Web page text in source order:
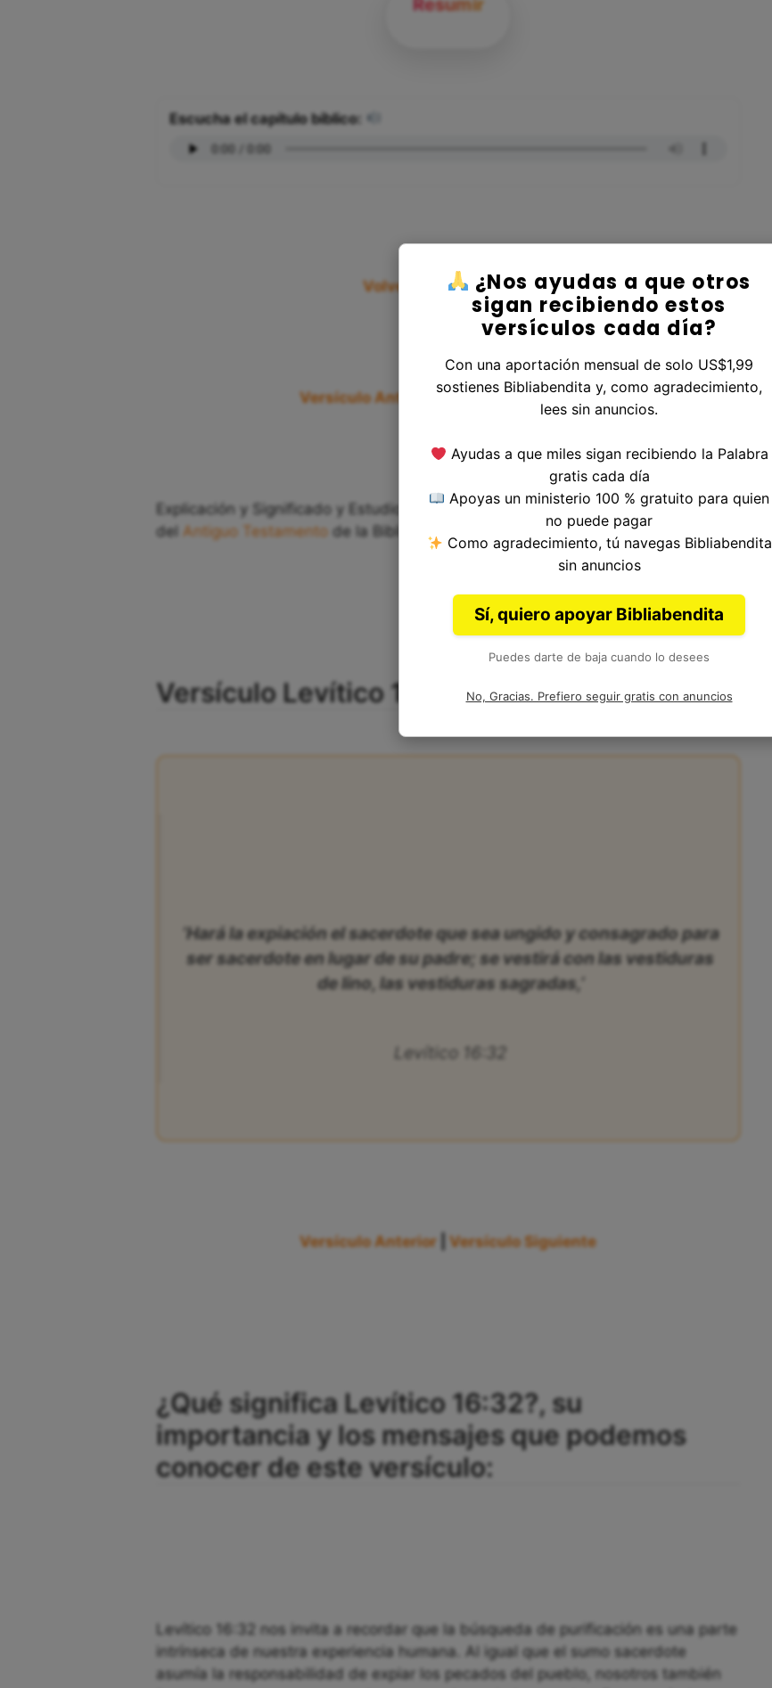
Resumir
Escucha el capítulo bíblico:
Volver al Libro Levítico
Versículo Anterior|Versículo Siguiente
Explicación y Significado y Estudio del Versículo 32, Capítulo 16, Libro de Levítico
del Antiguo Testamentode la Biblia. Autor: Moisés.
Versículo Levítico 16:32 en la Biblia
‘Hará la expiación el sacerdote que sea ungido y consagrado para
ser sacerdote en lugar de su padre; se vestirá con las vestiduras
de lino, las vestiduras sagradas,’
Levítico 16:32
Versículo Anterior |Versículo Siguiente
¿Qué significa Levítico 16:32?, su
importancia y los mensajes que podemos
conocer de este versículo:
Levítico 16:32 nos invita a recordar que la búsqueda de purificación es una parte
intrínseca de nuestra experiencia humana. Al igual que el sumo sacerdote
asumía la responsabilidad de expiar los pecados del pueblo, nosotros también
¿Nos ayudas a que otros
sigan recibiendo estos
versículos cada día?
Con una aportación mensual de solo US$1,99
sostienes Bibliabendita y, como agradecimiento,
lees sin anuncios.
Ayudas a que miles sigan recibiendo la Palabra
gratis cada día
Apoyas un ministerio 100 % gratuito para quien
no puede pagar
Como agradecimiento, tú navegas Bibliabendita
sin anuncios
Sí, quiero apoyar Bibliabendita
Puedes darte de baja cuando lo desees
No, Gracias. Prefiero seguir gratis con anuncios